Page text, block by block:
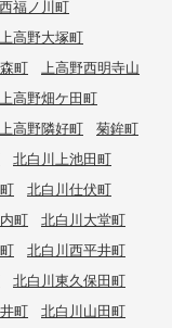
福ノ川町
上高野大塚町
町
上高野西明寺山
上高野畑ケ田町
上高野隣好町
菊鉾町
北白川上池田町
北白川仕伏町
町
北白川大堂町
北白川西平井町
北白川東久保田町
町
北白川山田町